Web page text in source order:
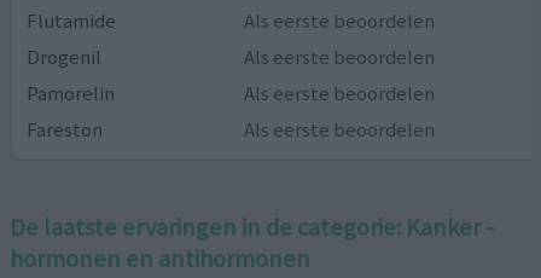
Flutamide
Als eerste beoordelen
Drogenil
Als eerste beoordelen
Pamorelin
Als eerste beoordelen
Fareston
Als eerste beoordelen
De laatste ervaringen in de categorie: Kanker -
hormonen en antihormonen